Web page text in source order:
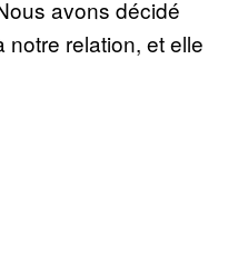
avons décidé
relation, et elle